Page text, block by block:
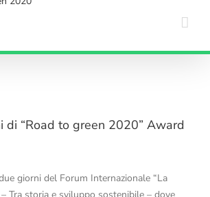
di “Road to green 2020” Award
giorni del Forum Internazionale “La